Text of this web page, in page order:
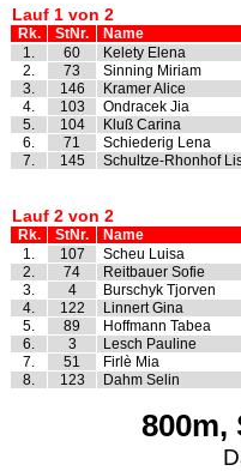
Lauf 1 von 2
Rk. StNr. Name
1.
60 Kelety Elena
2.
73 Sinning Miriam
3.
146 Kramer Alice
4.
103 Ondracek Jia
5.
104 Kluß Carina
6.
71 Schiederig Lena
7.
145 Schultze-Rhonhof
Lauf 2 von 2
Rk. StNr. Name
1.
107 Scheu Luisa
2.
74 Reitbauer Sofie
3.
4 Burschyk Tjorven
4.
122 Linnert Gina
5.
89 Hoffmann Tabea
6.
3 Lesch Pauline
7.
51 Firlè Mia
8.
123 Dahm Selin
800m,